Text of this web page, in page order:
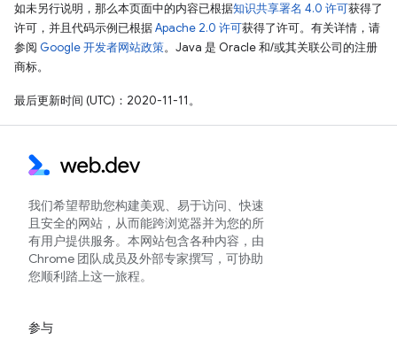
如未另行说明，那么本页面中的内容已根据知识共享署名 4.0 许可获得了
许可，并且代码示例已根据Apache 2.0 许可获得了许可。有关详情，请
参阅 Google 开发者网站政策。Java 是 Oracle 和/或其关联公司的注册
商标。
最后更新时间 (UTC)：2020-11-11。
我们希望帮助您构建美观、易于访问、快速
且安全的网站，从而能跨浏览器并为您的所
有用户提供服务。本网站包含各种内容，由
Chrome 团队成员及外部专家撰写，可协助
您顺利踏上这一旅程。
参与